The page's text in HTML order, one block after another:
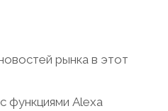
рынка в этот
функциями Alexa